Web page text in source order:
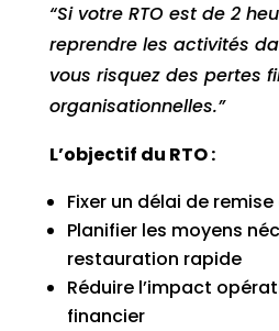
“Si votre RTO est de 2
reprendre les activités
vous risquez des pertes
organisationnelles.”
L’objectif du RTO :
Fixer un délai de
Planifier les moyens
restauration rapide
Réduire l’impact
financier